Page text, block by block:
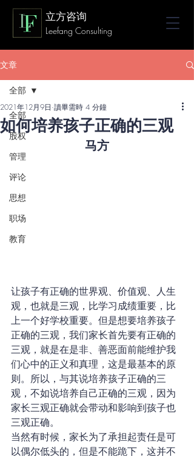
立方咨询
Leefang Consulting
文章
全部
股权
管理
评论
思想
职场
教育
全部
如何培养孩子正确的三观
2021年12月9日 讀畢需時 4 分鐘
马方
让孩子有正确的世界观、价值观、人生
观，也就是三观，比学习成绩重要，比
上一个好学校重要。但是想要培养孩子
正确的三观，我们家长首先要有正确的
三观，就是在是非、善恶面前能维护我
们心中的正义和真理，这是最基本的原
则。所以，与其说培养孩子正确的三
观，不如说培养自己正确的三观，因为
家长三观正确就会带动和影响到孩子也
三观正确。
当然有时候，家长为了承担起责任是可
以偶尔低头的，但是不能跪下，这并不